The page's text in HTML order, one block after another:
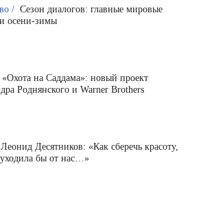
/ Сезон диалогов: главные мировые
осени-зимы
«Охота на Саддама»: новый проект
Роднянского и Warner Brothers
Леонид Десятников: «Как сберечь красоту,
бы от нас…»